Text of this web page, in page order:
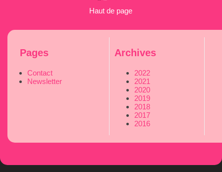
Haut de page
Pages
Contact
Newsletter
Archives
2022
2021
2020
2019
2018
2017
2016